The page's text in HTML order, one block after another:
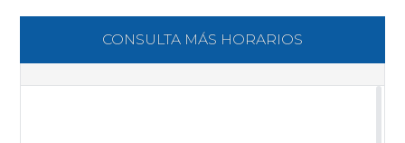
CONSULTA MÁS HORARIOS